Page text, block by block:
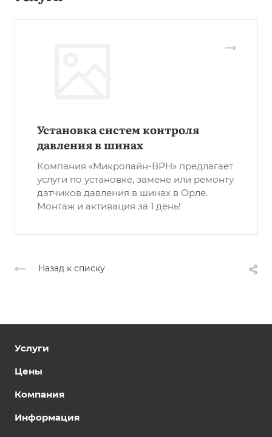
Установка систем контроля
давления в шинах
Компания «Микролайн-ВРН» предлагает
услуги по установке, замене или ремонту
датчиков давления в шинах в Орле.
Монтаж и активация за 1 день!
Назад к списку
Услуги
Цены
Компания
Информация